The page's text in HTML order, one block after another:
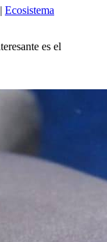
| Ecosistema
es el